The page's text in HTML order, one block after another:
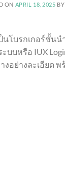
ON APRIL 18, 2025 BY
นโบรกเกอร์ชั้น
ะบบหรือ IUX
งอย่างละเอียด